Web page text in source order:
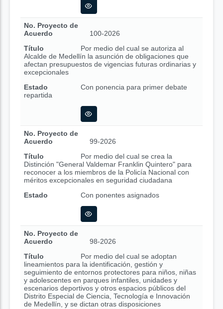
No. Proyecto de
Acuerdo
100-2026
Título
Por medio del cual se autoriza al
Alcalde de Medellín la asunción de obligaciones que
afectan presupuestos de vigencias futuras ordinarias y
excepcionales
Estado
Con ponencia para primer debate
repartida
No. Proyecto de
Acuerdo
99-2026
Título
Por medio del cual se crea la
Distinción "General Valdemar Franklin Quintero" para
reconocer a los miembros de la Policía Nacional con
méritos excepcionales en seguridad ciudadana
Estado
Con ponentes asignados
No. Proyecto de
Acuerdo
98-2026
Título
Por medio del cual se adoptan
lineamientos para la identificación, gestión y
seguimiento de entornos protectores para niños, niñas
y adolescentes en parques infantiles, unidades y
escenarios deportivos y otros espacios públicos del
Distrito Especial de Ciencia, Tecnología e Innovación
de Medellín, y se dictan otras disposiciones